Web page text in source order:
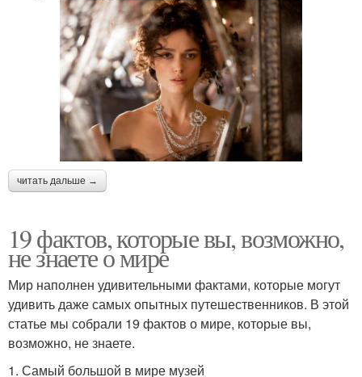
читать дальше →
19 фактов, которые вы, возможно,
не знаете о мире
Мир наполнен удивительными фактами, которые могут
удивить даже самых опытных путешественников. В этой
статье мы собрали 19 фактов о мире, которые вы,
возможно, не знаете.
1. Самый большой в мире музей